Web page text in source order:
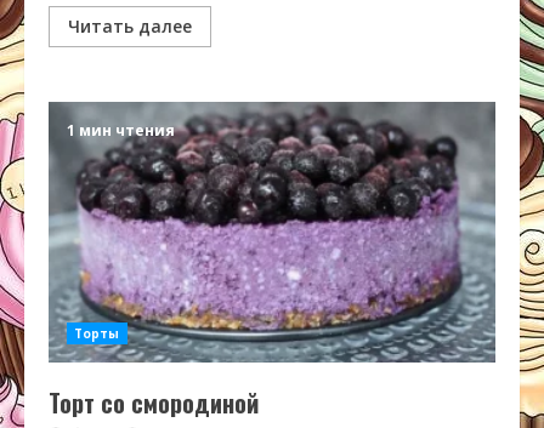
Читать далее
1 мин чтения
Торты
Торт со смородиной